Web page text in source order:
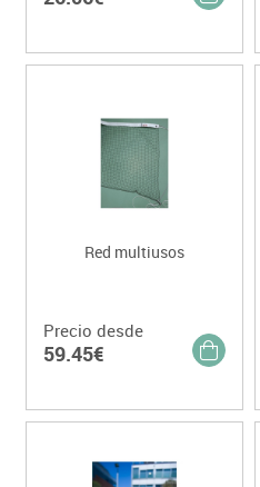
Red multiusos
Precio desde
59.45€